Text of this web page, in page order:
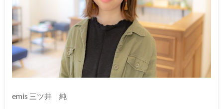
emis 三ツ井 純